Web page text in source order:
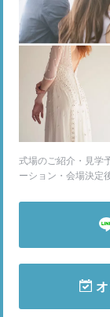
式場のご紹介・見学
ーション・会場決定